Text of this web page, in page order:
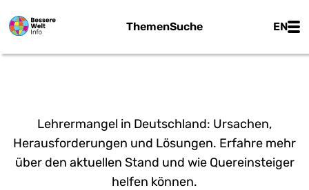
ThemenSuche EN
Lehrermangel in Deutschland: Ursachen,
Herausforderungen und Lösungen. Erfahre mehr
über den aktuellen Stand und wie Quereinsteiger
helfen können.